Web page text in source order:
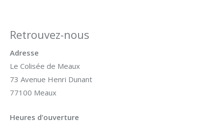
Retrouvez-nous
Adresse
Le Colisée de Meaux
73 Avenue Henri Dunant
77100 Meaux
Heures d’ouverture